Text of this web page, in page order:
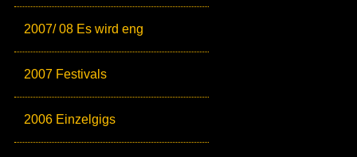
2007/ 08 Es wird eng
2007 Festivals
2006 Einzelgigs